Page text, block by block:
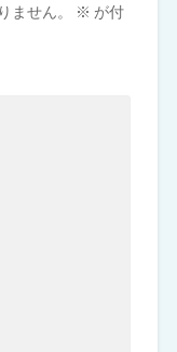
ません。 ※ が付